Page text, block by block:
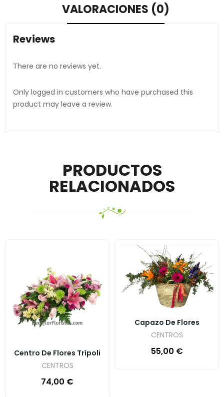
VALORACIONES (0)
Reviews
There are no reviews yet.
Only logged in customers who have purchased this
product may leave a review.
PRODUCTOS
RELACIONADOS
Centro De Flores Trípoli
CENTROS
74,00 €
Capazo De Flores
CENTROS
55,00 €